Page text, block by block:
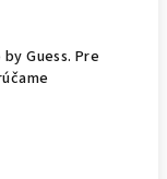
Guess. Pre